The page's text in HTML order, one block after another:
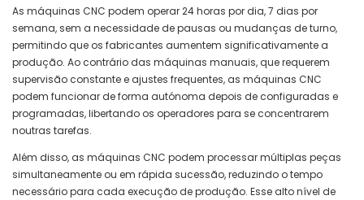
As máquinas CNC podem operar 24 horas por dia, 7 dias por
semana, sem a necessidade de pausas ou mudanças de turno,
permitindo que os fabricantes aumentem significativamente a
produção. Ao contrário das máquinas manuais, que requerem
supervisão constante e ajustes frequentes, as máquinas CNC
podem funcionar de forma autónoma depois de configuradas e
programadas, libertando os operadores para se concentrarem
noutras tarefas.
Além disso, as máquinas CNC podem processar múltiplas peças
simultaneamente ou em rápida sucessão, reduzindo o tempo
necessário para cada execução de produção. Esse alto nível de